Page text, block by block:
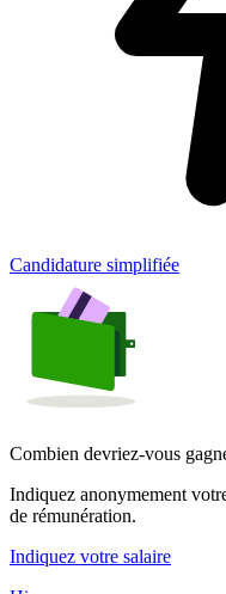
Candidature simplifiée
Combien devriez-vous
Indiquez anonymement
de rémunération.
Indiquez votre salaire